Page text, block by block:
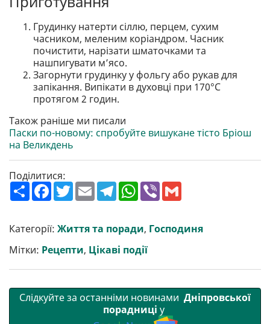
Грудинку натерти сіллю, перцем, сухим
часником, меленим коріандром. Часник
почистити, нарізати шматочками та
нашпигувати м’ясо.
Загорнути грудинку у фольгу або рукав для
запікання. Випікати в духовці при 170°C
протягом 2 годин.
Також раніше ми писали
Паски по-новому: спробуйте вишукане тісто Бріош
на Великдень
Поділитися:
П
о
р
и
и
F
a
b
o
k
T
w
t
e
E
m
l
T
e
g
r
a
m
W
h
s
A
p
p
V
r l
Категорії: Життя та поради, Господиня
Мітки: Рецепти, Цікаві події
Слідкуйте за останніми новинами Дніпровської
порадниці у